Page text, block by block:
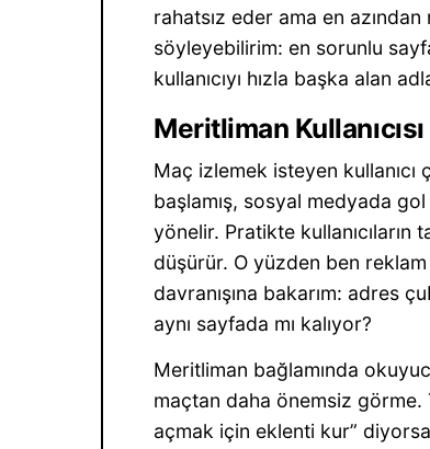
rahatsız eder ama en azından
söyleyebilirim: en sorunlu
kullanıcıyı hızla başka alan
Meritliman
Maç izlemek isteyen kullanıcı
başlamış, sosyal medyada
yönelir. Pratikte kullanıcıların
düşürür. O yüzden ben
davranışına bakarım: adres
aynı sayfada mı kalıyor?
Meritliman bağlamında
maçtan daha önemsiz görme.
açmak için eklenti kur”